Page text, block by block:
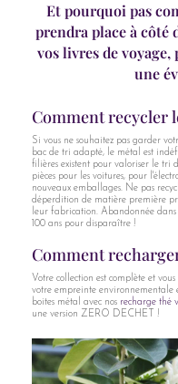
Et pourquoi pas
prendra place à côté
vos livres de
une
Comment recycler
Si vous ne souhaitez pas garder
bac de tri adapté, le métal est
filières existent pour valoriser le tri
pièces pour les voitures, pour
nouveaux emballages. Ne pas
déperdition de matière première
leur fabrication. Abandonnée
100 ans pour disparaître !
Comment
Votre collection est complète et
votre empreinte environnementale
boites métal avec nos recharge thé
une version ZERO DECHET !